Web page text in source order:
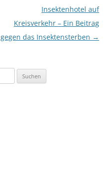
Insektenhotel auf
Kreisverkehr – Ein Beitrag
gegen das Insektensterben →